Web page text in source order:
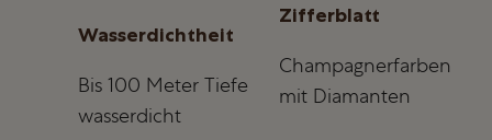
Wasserdichtheit
Bis 100 Meter Tiefe
wasserdicht
Zifferblatt
Champagnerfarben
mit Diamanten